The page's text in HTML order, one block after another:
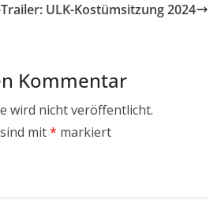
ULK-Kostümsitzung 2024
Kommentar
wird nicht veröffentlicht.
mit* markiert